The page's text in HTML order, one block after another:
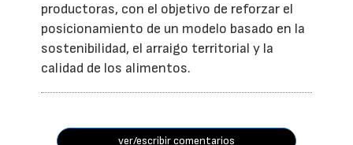
productoras, con el objetivo de reforzar el
posicionamiento de un modelo basado en la
sostenibilidad, el arraigo territorial y la
calidad de los alimentos.
ver/escribir comentarios